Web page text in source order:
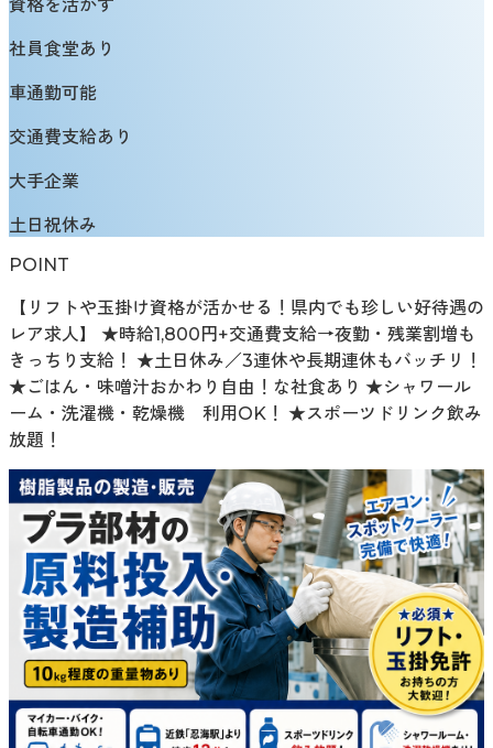
資格を活かす
社員食堂あり
車通勤可能
交通費支給あり
大手企業
土日祝休み
POINT
【リフトや玉掛け資格が活かせる！県内でも珍しい好待遇の
レア求人】 ★時給1,800円+交通費支給→夜勤・残業割増も
きっちり支給！ ★土日休み／3連休や長期連休もバッチリ！
★ごはん・味噌汁おかわり自由！な社食あり ★シャワール
ーム・洗濯機・乾燥機 利用OK！ ★スポーツドリンク飲み
放題！